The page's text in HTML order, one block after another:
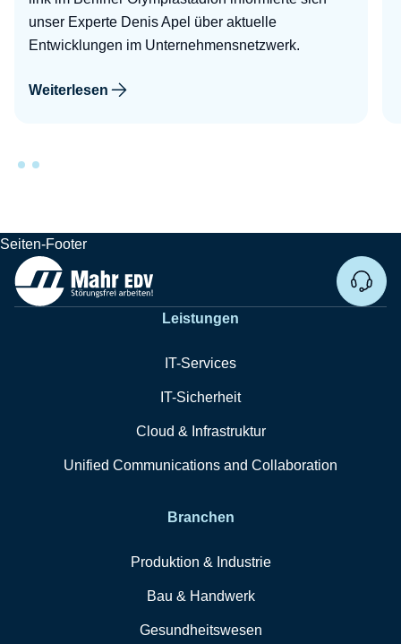
unser Experte Denis Apel über aktuelle
Entwicklungen im Unternehmensnetzwerk.
Weiterlesen
Seiten-Footer
Leistungen
IT-Services
IT-Sicherheit
Cloud & Infrastruktur
Unified Communications and Collaboration
Branchen
Produktion & Industrie
Bau & Handwerk
Gesundheitswesen